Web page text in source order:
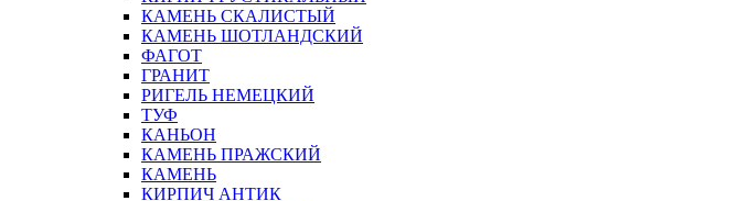
КАМЕНЬ СКАЛИСТЫЙ
КАМЕНЬ ШОТЛАНДСКИЙ
ФАГОТ
ГРАНИТ
РИГЕЛЬ НЕМЕЦКИЙ
ТУФ
КАНЬОН
КАМЕНЬ ПРАЖСКИЙ
КАМЕНЬ
КИРПИЧ АНТИК